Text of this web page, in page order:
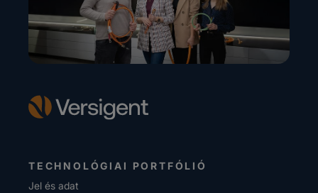
TECHNOLÓGIAI PORTFÓLIÓ
Jel és adat